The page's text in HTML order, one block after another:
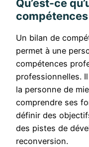
Qu’est-ce
compétences
Un bilan de
permet à une
compétences
professionnelles.
la personne de
comprendre ses
définir des
des pistes de
reconversion.